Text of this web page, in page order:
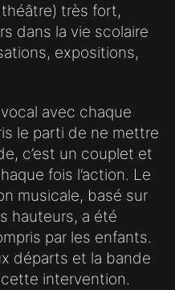
très fort,
dans la vie scolaire
expositions,
avec chaque
le parti de ne mettre
c’est un couplet et
fois l’action. Le
musicale, basé sur
hauteurs, a été
par les enfants.
départs et la bande
intervention.